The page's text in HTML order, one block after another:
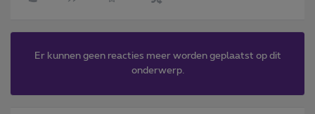
Er kunnen geen reacties meer worden geplaatst op dit
onderwerp.